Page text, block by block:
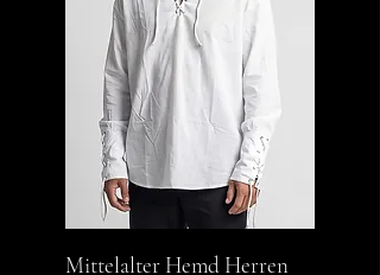
Mittelalter Hemd Herren